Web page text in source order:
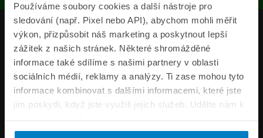
Používáme soubory cookies a další nástroje pro
sledování (např. Pixel nebo API), abychom mohli měřit
výkon, přizpůsobit náš marketing a poskytnout lepší
zážitek z našich stránek. Některé shromážděné
informace také sdílíme s našimi partnery v oblasti
sociálních médií, reklamy a analýzy. Ti zase mohou tyto
informace kombinovat s dalšími informacemi, které jste
jim poskytli, když jste využili jejich služeb. Udělte nám k
tomu prosím svůj souhlas.
Produkty
Pojišťovny
Informace
ePojisteni.cz
Formuláře